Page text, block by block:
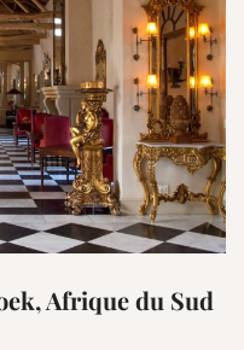
Afrique du Sud